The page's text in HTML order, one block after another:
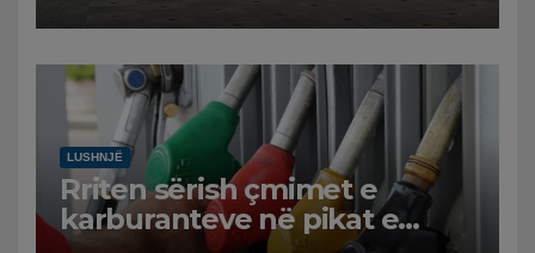
LUSHNJË
Rriten sërish çmimet e
karburanteve në pikat e